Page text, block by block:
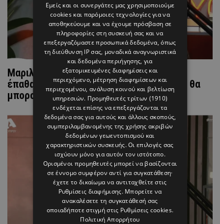
Μαριλένη Σταύρου: «Όταν έμεινα έγκυος
έπαθα σοκ, οι γιατροί μου έλεγαν ότι δεν θα
μπορούσα» (ΒΙΝΤΕΟ)
Εμείς και οι συνεργάτες μας χρησιμοποιούμε
cookies και παρόμοιες τεχνολογίες για να
αποθηκεύουμε και να έχουμε πρόσβαση σε
πληροφορίες στη συσκευή σας και να
επεξεργαζόμαστε προσωπικά δεδομένα, όπως
τη διεύθυνση IP σας, μοναδικά αναγνωριστικά
και δεδομένα περιήγησης, για
εξατομικευμένες διαφημίσεις και
περιεχόμενο, μέτρηση διαφημίσεων και
περιεχομένου, ανάλυση κοινού και βελτίωση
υπηρεσιών. Προμηθευτές τρίτων (1910)
ενδέχεται επίσης να επεξεργάζονται τα
δεδομένα σας για αυτούς και άλλους σκοπούς,
συμπεριλαμβανομένης της χρήσης ακριβών
δεδομένων γεωεντοπισμού και
χαρακτηριστικών συσκευής. Οι επιλογές σας
ισχύουν μόνο για αυτόν τον ιστότοπο.
Ορισμένοι προμηθευτές μπορεί να βασίζονται
σε έννομο συμφέρον αντί για συγκατάθεση·
έχετε το δικαίωμα να αντιταχθείτε στις
Ρυθμίσεις διαφήμισης. Μπορείτε να
ανακαλέσετε τη συγκατάθεσή σας
οποιαδήποτε στιγμή στις Ρυθμίσεις cookies.
Πολιτική Απορρήτου